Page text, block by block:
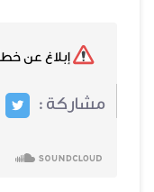
مشاركة :